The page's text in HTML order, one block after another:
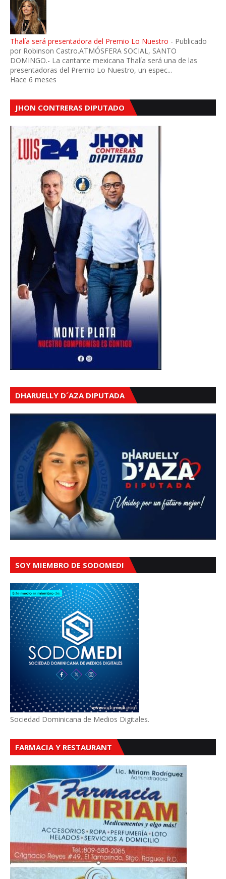
Thalía será presentadora del Premio Lo Nuestro - Publicado
por Robinson Castro.ATMÓSFERA SOCIAL, SANTO
DOMINGO.- La cantante mexicana Thalía será una de las
presentadoras del Premio Lo Nuestro, un espec...
Hace 6 meses
JHON CONTRERAS DIPUTADO
DHARUELLY D´AZA DIPUTADA
SOY MIEMBRO DE SODOMEDI
Sociedad Dominicana de Medios Digitales.
FARMACIA Y RESTAURANT